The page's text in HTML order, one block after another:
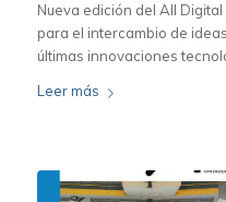
Nueva edición del All
para el intercambio de
últimas innovaciones
Leer más